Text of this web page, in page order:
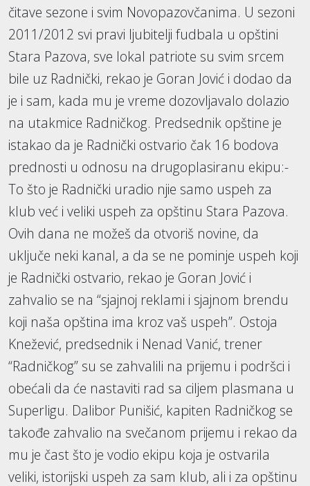
čitave sezone i svim Novopazovčanima. U sezoni
2011/2012 svi pravi ljubitelji fudbala u opštini
Stara Pazova, sve lokal patriote su svim srcem
bile uz Radnički, rekao je Goran Jović i dodao da
je i sam, kada mu je vreme dozovljavalo dolazio
na utakmice Radničkog. Predsednik opštine je
istakao da je Radnički ostvario čak 16 bodova
prednosti u odnosu na drugoplasiranu ekipu:-
To što je Radnički uradio njie samo uspeh za
klub već i veliki uspeh za opštinu Stara Pazova.
Ovih dana ne možeš da otvoriš novine, da
uključe neki kanal, a da se ne pominje uspeh koji
je Radnički ostvario, rekao je Goran Jović i
zahvalio se na “sjajnoj reklami i sjajnom brendu
koji naša opština ima kroz vaš uspeh”. Ostoja
Knežević, predsednik i Nenad Vanić, trener
“Radničkog” su se zahvalili na prijemu i podršci i
obećali da će nastaviti rad sa ciljem plasmana u
Superligu. Dalibor Punišić, kapiten Radničkog se
takođe zahvalio na svečanom prijemu i rekao da
mu je čast što je vodio ekipu koja je ostvarila
veliki, istorijski uspeh za sam klub, ali i za opštinu